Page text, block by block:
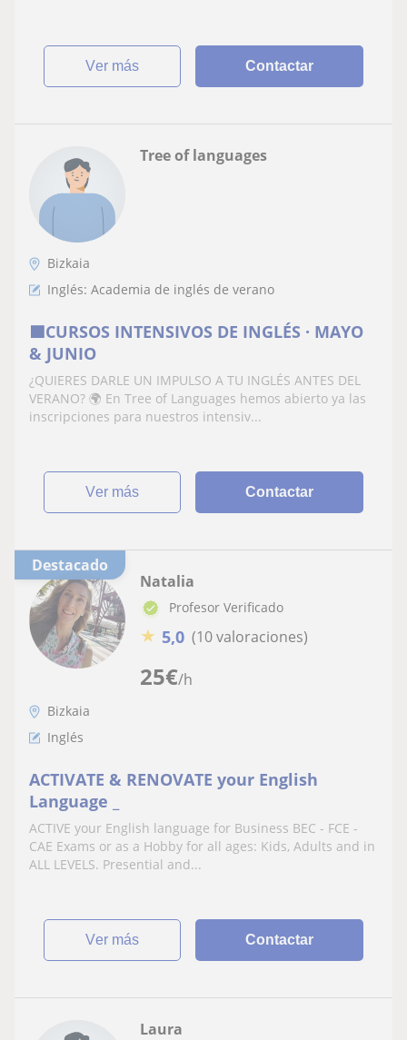
ver más Contactar
Tree of languages
Bizkaia
Inglés: Academia de inglés de verano
🟪CURSOS INTENSIVOS DE INGLÉS · MAYO
& JUNIO
¿QUIERES DARLE UN IMPULSO A TU INGLÉS ANTES DEL
VERANO? 🌍 En Tree of Languages ​​hemos abierto ya las
inscripciones para nuestros intensiv...
ver más Contactar
Destacado
25€/h
Natalia
Profesor Verificado
★ 5,0 (10 valoraciones)
Bizkaia
Inglés
ACTIVATE & RENOVATE your English
Language _
ACTIVE your English language for Business BEC - FCE -
CAE Exams or as a Hobby for all ages: Kids, Adults and in
ALL LEVELS. Presential and...
ver más Contactar
Laura